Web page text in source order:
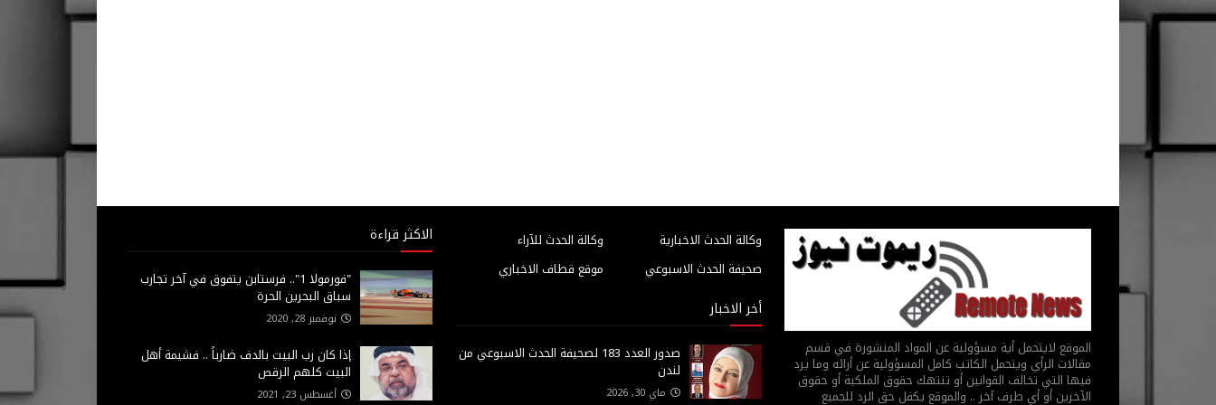
الموقع لايتحمل أية مسؤولية عن المواد المنشورة في قسم
مقالات الرأي ويتحمل الكاتب كامل المسؤولية عن أرائه وما يرد
فيها التي تخالف القوانين أو تنتهك حقوق الملكية أو حقوق
الآخرين أو أي طرف آخر .. والموقع يكفل حق الرد للجميع
وكالة الحدث للآراء
وكالة الحدث الاخبارية
موقع قطاف الاخباري
صحيفة الحدث الاسبوعي
أخر الاخبار
صدور العدد 183 لصحيفة الحدث الاسبوعي من
لندن
ماي 30, 2026
الاكثر قراءة
"فورمولا 1".. فرستابن يتفوق في آخر تجارب
سباق البحرين الحرة
نوفمبر 28, 2020
إذا كان رب البيت بالدف ضارباً .. فشيمة أهل
البيت كلهم الرقص
أغسطس 23, 2021